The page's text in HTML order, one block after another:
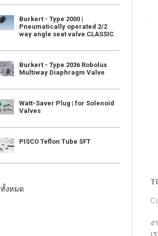
Burkert - Type 2000 |
Pneumatically operated 2/2
way angle seat valve CLASSIC
Burkert - Type 2036 Robolux
Multiway Diaphragm Valve
Watt-Saver Plug | for Solenoid
Valves
PISCO Teflon Tube SFT
งหมด
ง
เ